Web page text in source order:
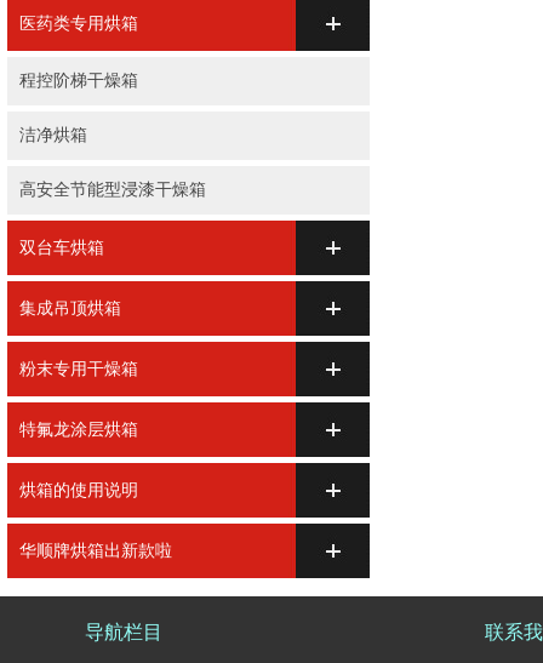
医药类专用烘箱
程控阶梯干燥箱
洁净烘箱
高安全节能型浸漆干燥箱
双台车烘箱
集成吊顶烘箱
粉末专用干燥箱
特氟龙涂层烘箱
烘箱的使用说明
华顺牌烘箱出新款啦
导航栏目 联系